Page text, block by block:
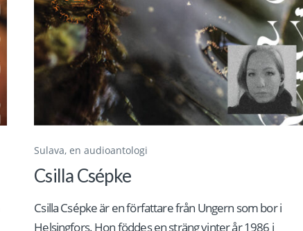
Sulava, en audioantologi
Csilla Csépke
Csilla Csépke är en författare från Ungern som bor i
Helsingfors. Hon föddes en sträng vinter år 1986 i